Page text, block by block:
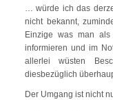
… würde ich das
nicht bekannt,
Einzige was man
informieren und im
allerlei wüsten
diesbezüglich
Der Umgang ist nicht